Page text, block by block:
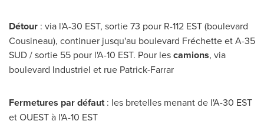
Détour : via l'A-30 EST, sortie 73 pour R-112 EST(boulevard
Cousineau), continuer jusqu'au boulevard Fréchette et A-35
SUD / sortie 55 pour l'A-10 EST. Pour lescamions, via
boulevard Industriel et rue Patrick-Farrar
Fermetures par défaut: les bretelles menant de l'A-30 EST
et OUEST à l'A-10 EST